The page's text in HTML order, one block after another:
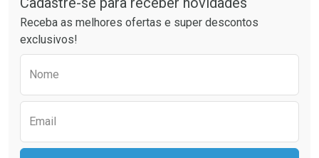
Receba as melhores ofertas e super descontos
exclusivos!
Nome
Email